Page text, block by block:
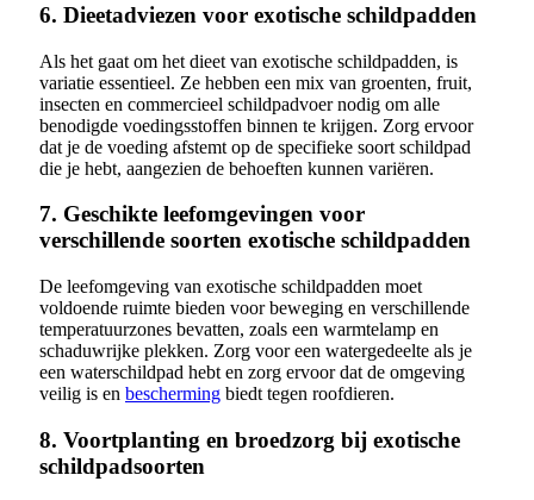
6. Dieetadviezen voor exotische schildpadden
Als het gaat om het dieet van exotische schildpadden, is
variatie essentieel. Ze hebben een mix van groenten, fruit,
insecten en commercieel schildpadvoer nodig om alle
benodigde voedingsstoffen binnen te krijgen. Zorg ervoor
dat je de voeding afstemt op de specifieke soort schildpad
die je hebt, aangezien de behoeften kunnen variëren.
7. Geschikte leefomgevingen voor
verschillende soorten exotische schildpadden
De leefomgeving van exotische schildpadden moet
voldoende ruimte bieden voor beweging en verschillende
temperatuurzones bevatten, zoals een warmtelamp en
schaduwrijke plekken. Zorg voor een watergedeelte als je
een waterschildpad hebt en zorg ervoor dat de omgeving
veilig is en bescherming biedt tegen roofdieren.
8. Voortplanting en broedzorg bij exotische
schildpadsoorten